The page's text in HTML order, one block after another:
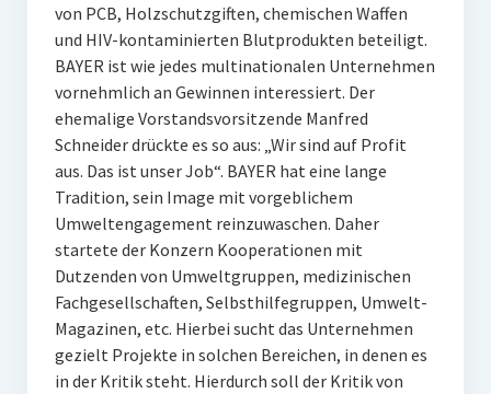
von PCB, Holzschutzgiften, chemischen Waffen
und HIV-kontaminierten Blutprodukten beteiligt.
BAYER ist wie jedes multinationalen Unternehmen
vornehmlich an Gewinnen interessiert. Der
ehemalige Vorstandsvorsitzende Manfred
Schneider drückte es so aus: „Wir sind auf Profit
aus. Das ist unser Job“. BAYER hat eine lange
Tradition, sein Image mit vorgeblichem
Umweltengagement reinzuwaschen. Daher
startete der Konzern Kooperationen mit
Dutzenden von Umweltgruppen, medizinischen
Fachgesellschaften, Selbsthilfegruppen, Umwelt-
Magazinen, etc. Hierbei sucht das Unternehmen
gezielt Projekte in solchen Bereichen, in denen es
in der Kritik steht. Hierdurch soll der Kritik von